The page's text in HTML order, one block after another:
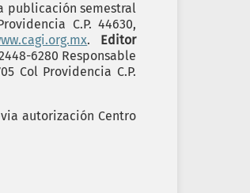
publicación semestral
C.P. 44630,
. Editor
6280 Responsable
Col Providencia C.P.
autorización Centro